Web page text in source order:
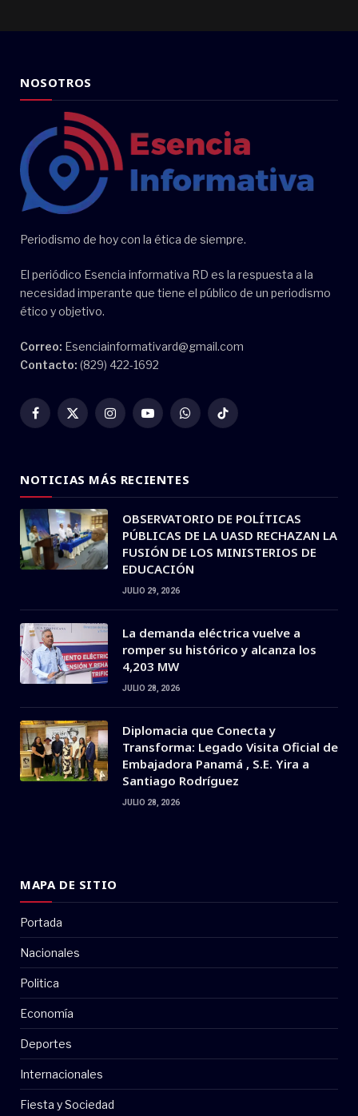
NOSOTROS
Periodismo de hoy con la ética de siempre.
El periódico Esencia informativa RD es la respuesta a la
necesidad imperante que tiene el público de un periodismo
ético y objetivo.
Correo: Esenciainformativard@gmail.com
Contacto: (829) 422-1692
Facebook
X
InstagramYouTubeWhatsAppTikTok
NOTICIAS MÁS RECIENTES
OBSERVATORIO DE POLÍTICAS
PÚBLICAS DE LA UASD RECHAZAN LA
FUSIÓN DE LOS MINISTERIOS DE
EDUCACIÓN
JULIO 29, 2026
La demanda eléctrica vuelve a
romper su histórico y alcanza los
4,203 MW
JULIO 28, 2026
Diplomacia que Conecta y
Transforma: Legado Visita Oficial de
Embajadora Panamá , S.E. Yira a
Santiago Rodríguez
JULIO 28, 2026
MAPA DE SITIO
Portada
Nacionales
Politica
Economía
Deportes
Internacionales
Fiesta y Sociedad